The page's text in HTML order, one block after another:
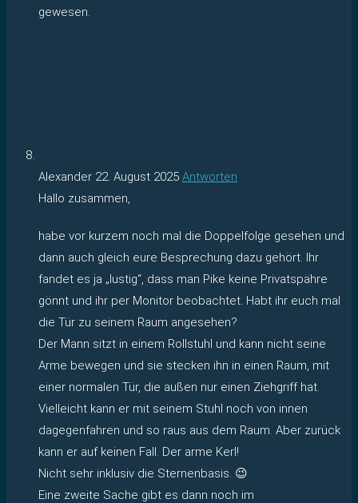
gewesen.
Alexander 22. August 2025 Antworten
Hallo zusammen,
habe vor kurzem noch mal die Doppelfolge gesehen und
dann auch gleich eure Besprechung dazu gehört. Ihr
fandet es ja „lustig“, dass man Pike keine Privatspähre
gönnt und ihr per Monitor beobachtet. Habt ihr euch mal
die Tür zu seinem Raum angesehen?
Der Mann sitzt in einem Rollstuhl und kann nicht seine
Arme bewegen und sie stecken ihn in einen Raum, mit
einer normalen Tür, die außen nur einen Ziehgriff hat.
Vielleicht kann er mit seinem Stuhl noch von innen
dagegenfahren und so raus aus dem Raum. Aber zurück
kann er auf keinen Fall. Der arme Kerl!
Nicht sehr inklusiv die Sternenbasis. 😉
Eine zweite Sache gibt es dann noch im